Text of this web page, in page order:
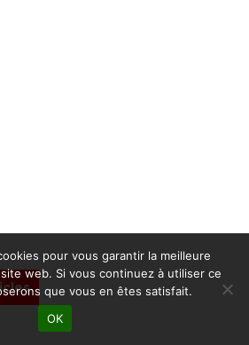
pour vous garantir la meilleure
web. Si vous continuez à utiliser ce
que vous en êtes satisfait.
OK